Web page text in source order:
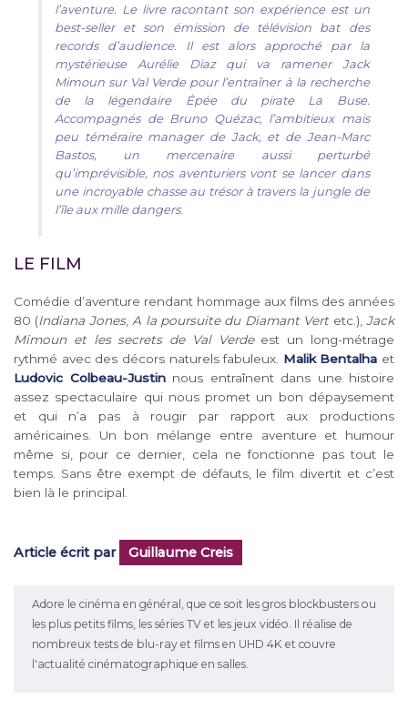
l’aventure. Le livre racontant son expérience est un
best-seller et son émission de télévision bat des
records d’audience. Il est alors approché par la
mystérieuse Aurélie Diaz qui va ramener Jack
Mimoun sur Val Verde pour l’entraîner à la recherche
de la légendaire Épée du pirate La Buse.
Accompagnés de Bruno Quézac, l’ambitieux mais
peu téméraire manager de Jack, et de Jean-Marc
Bastos, un mercenaire aussi perturbé
qu’imprévisible, nos aventuriers vont se lancer dans
une incroyable chasse au trésor à travers la jungle de
l’île aux mille dangers.
LE FILM
Comédie d’aventure rendant hommage aux films des années
80 (Indiana Jones, A la poursuite du Diamant Vertetc.),Jack
Mimoun et les secrets de Val Verdeest un long-métrage
rythmé avec des décors naturels fabuleux. Malik Bentalha et
Ludovic Colbeau-Justinnous entraînent dans une histoire
assez spectaculaire qui nous promet un bon dépaysement
et qui n’a pas à rougir par rapport aux productions
américaines. Un bon mélange entre aventure et humour
même si, pour ce dernier, cela ne fonctionne pas tout le
temps. Sans être exempt de défauts, le film divertit et c’est
bien là le principal.
Article écrit par Guillaume Creis
Adore le cinéma en général, que ce soit les gros blockbusters ou
les plus petits films, les séries TV et les jeux vidéo. Il réalise de
nombreux tests de blu-ray et films en UHD 4K et couvre
l'actualité cinématographique en salles.